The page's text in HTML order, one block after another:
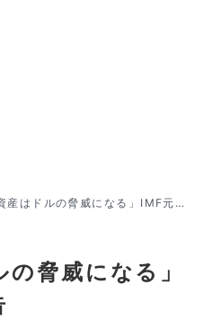
産はドルの脅威になる」IMF元高
の脅威になる」